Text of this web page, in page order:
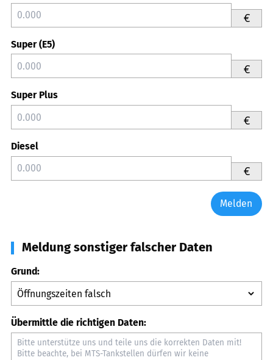
€
Super (E5)
€
Super Plus
€
Diesel
€
Melden
Meldung sonstiger falscher Daten
Grund:
Übermittle die richtigen Daten: